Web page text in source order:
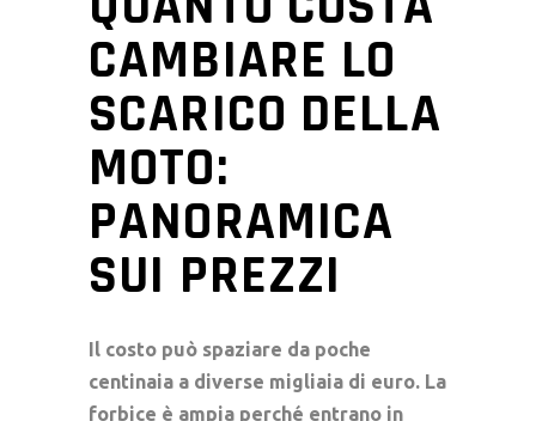
CAMBIARE LO
SCARICO DELLA
MOTO:
PANORAMICA
SUI PREZZI
Il costo può spaziare da poche
centinaia a diverse migliaia di euro. La
forbice è ampia perché entrano in